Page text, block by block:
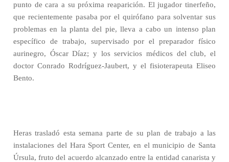
punto de cara a su próxima reaparición. El jugador tinerfeño,
que recientemente pasaba por el quirófano para solventar sus
problemas en la planta del pie, lleva a cabo un intenso plan
específico de trabajo, supervisado por el preparador físico
aurinegro, Óscar Díaz; y los servicios médicos del club, el
doctor Conrado Rodríguez-Jaubert, y el fisioterapeuta Eliseo
Bento.
Heras trasladó esta semana parte de su plan de trabajo a las
instalaciones del Hara Sport Center, en el municipio de Santa
Úrsula, fruto del acuerdo alcanzado entre la entidad canarista y